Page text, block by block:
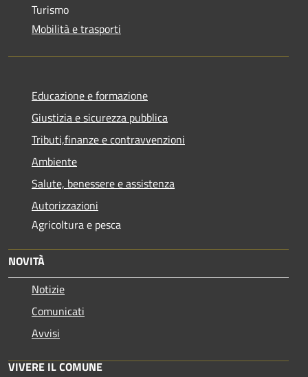
Turismo
Mobilità e trasporti
Educazione e formazione
Giustizia e sicurezza pubblica
Tributi,finanze e contravvenzioni
Ambiente
Salute, benessere e assistenza
Autorizzazioni
Agricoltura e pesca
NOVITÀ
Notizie
Comunicati
Avvisi
VIVERE IL COMUNE